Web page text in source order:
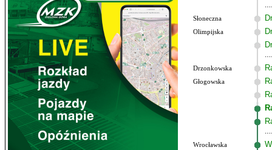
Słoneczna
Olimpijska
Drzonkowska
Głogowska
Wrocławska